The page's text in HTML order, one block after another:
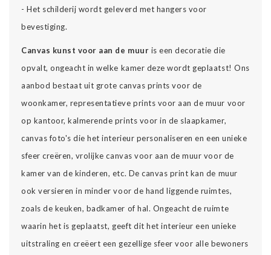
- Het schilderij wordt geleverd met hangers voor
bevestiging.
Canvas kunst voor aan de muur is een decoratie die
opvalt, ongeacht in welke kamer deze wordt geplaatst! Ons
aanbod bestaat uit grote canvas prints voor de
woonkamer, representatieve prints voor aan de muur voor
op kantoor, kalmerende prints voor in de slaapkamer,
canvas foto's die het interieur personaliseren en een unieke
sfeer creëren, vrolijke canvas voor aan de muur voor de
kamer van de kinderen, etc. De canvas print kan de muur
ook versieren in minder voor de hand liggende ruimtes,
zoals de keuken, badkamer of hal. Ongeacht de ruimte
waarin het is geplaatst, geeft dit het interieur een unieke
uitstraling en creëert een gezellige sfeer voor alle bewoners